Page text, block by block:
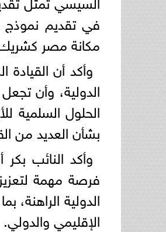
في تقديم نموذج
مكانة مصر
وأكد أن
الدولية، وأن
الحلول السلمية
بشأن العديد من
وأكد النائب
فرصة مهمة
الدولية
الإقليمي والدولي.